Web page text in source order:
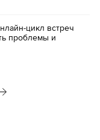
цикл встреч
проблемы и